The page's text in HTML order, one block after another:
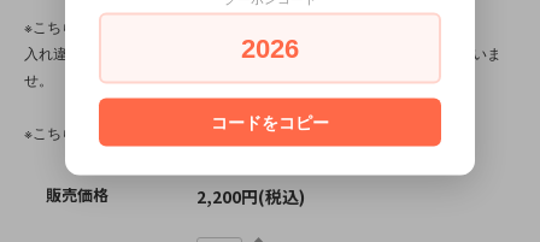
※こちらの商品は店頭でも販売しています。
入れ違いで完売してしまう場合がございます。その際はご容赦くださいま
せ。
※こちらの商品は、中古・ヴィンテージ品です。
販売価格 2,200円(税込)
2026
コードをコピー